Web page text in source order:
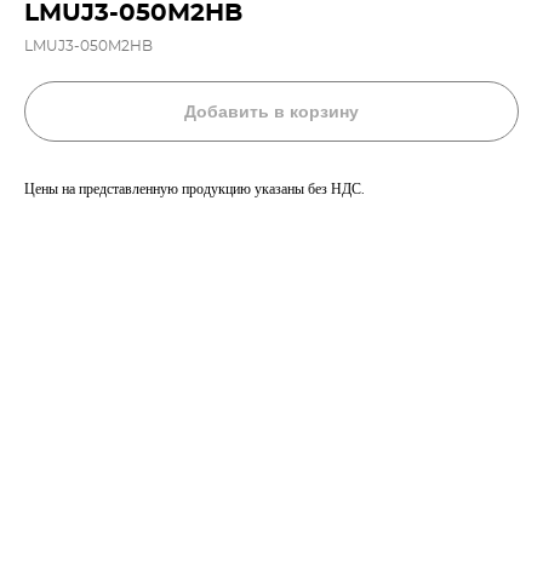
LMUJ3-050M2HB
LMUJ3-050M2HB
Добавить в корзину
Цены на представленную продукцию указаны без НДС.